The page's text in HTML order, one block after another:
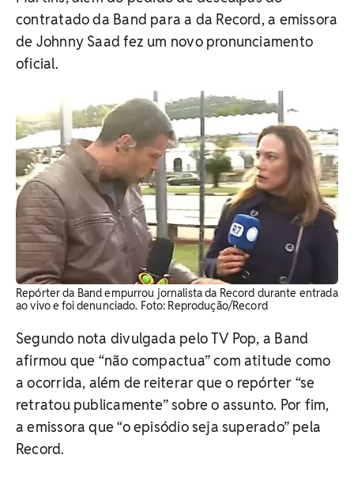
contratado da Band para a da Record, a emissora
de Johnny Saad fez um novo pronunciamento
oficial.
Repórter da Band empurrou jornalista da Record durante entrada
ao vivo e foi denunciado. Foto: Reprodução/Record
Segundo nota divulgada pelo TV Pop, a Band
afirmou que “não compactua” com atitude como
a ocorrida, além de reiterar que o repórter “se
retratou publicamente” sobre o assunto. Por fim,
a emissora que “o episódio seja superado” pela
Record.